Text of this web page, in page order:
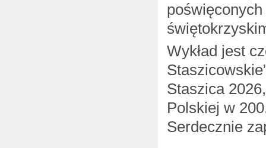
Wykład jest
Staszica
Polskiej w
Serdecznie